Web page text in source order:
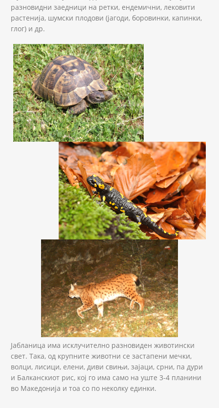
разновидни заедници на ретки, ендемични, лековити
растенија, шумски плодови (јагоди, боровинки, капинки,
глог) и др.
Testudo-graeca.jpg
Salamndra-salamandra.jpg
Ris_Lynx-lynx-balcanicus.jpg
Јабланица има исклучително разновиден животински
свет. Така, од крупните животни се застапени мечки,
волци, лисици, елени, диви свињи, зајаци, срни, па дури
и Балканскиот рис, кој го има само на уште 3-4 планини
во Македонија и тоа со по неколку единки.